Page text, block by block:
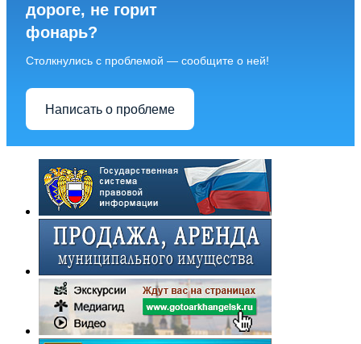
дороге, не горит
фонарь?
Столкнулись с проблемой — сообщите о ней!
Написать о проблеме